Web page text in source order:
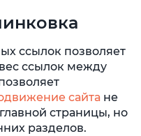
ссылок позволяет
ссылок между
сайта не
страницы, но
разделов.